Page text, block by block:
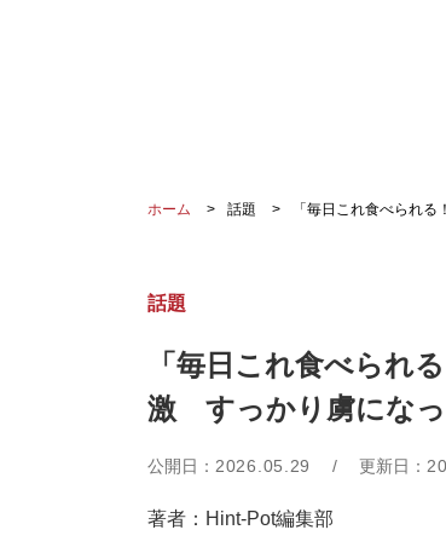
ホーム 話題 「毎日これ食べられ
話題
「毎日これ食べられ
激 すっかり虜にな
公開日： 2026.05.29 / 更新日：
著者：Hint-Pot編集部